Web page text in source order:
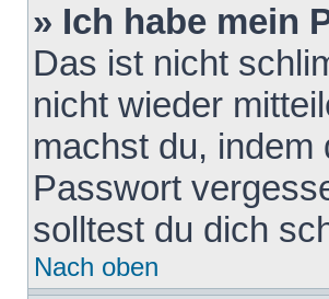
» Ich habe mein
Das ist nicht
nicht wieder
machst du, indem
Passwort
solltest du dich
Nach oben